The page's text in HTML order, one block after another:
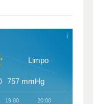
Limpo
757 mmHg
19:00 20:00